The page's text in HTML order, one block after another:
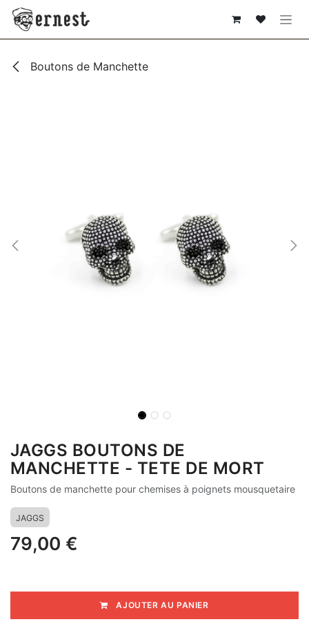
SE RENDRE AU CONTENU
Boutons de Manchette
JAGGS BOUTONS DE
MANCHETTE - TETE DE MORT
Boutons de manchette pour chemises à poignets mousquetaire
JAGGS
79,00 €
AJOUTER AU PANIER